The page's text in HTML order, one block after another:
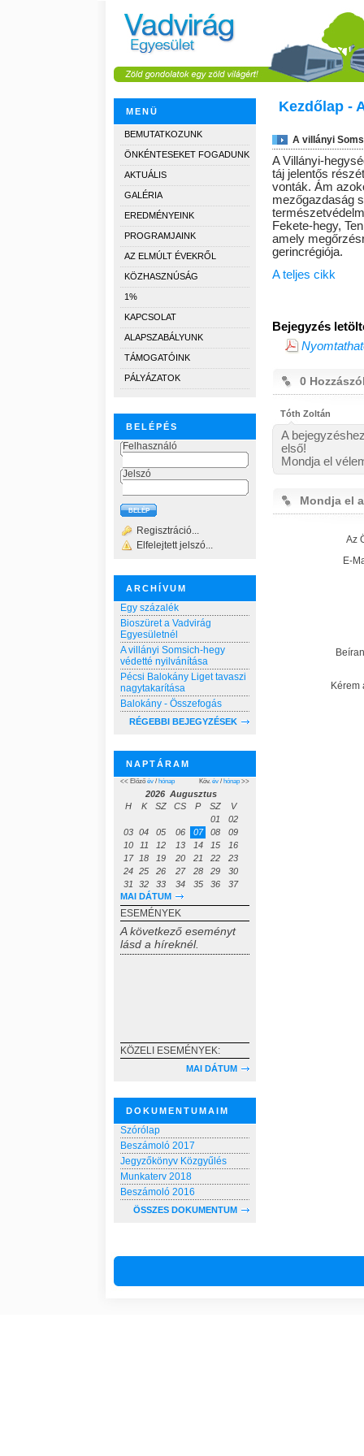
MENÜ
BEMUTATKOZUNK
ÖNKÉNTESEKET FOGADUNK
AKTUÁLIS
GALÉRIA
EREDMÉNYEINK
PROGRAMJAINK
AZ ELMÚLT ÉVEKRŐL
KÖZHASZNÚSÁG
1%
KAPCSOLAT
ALAPSZABÁLYUNK
TÁMOGATÓINK
PÁLYÁZATOK
BELÉPÉS
Felhasználó
Jelszó
Regisztráció...
Elfelejtett jelszó...
ARCHÍVUM
Egy százalék
Bioszüret a Vadvirág
Egyesületnél
A villányi Somsich-hegy
védetté nyilvánítása
Pécsi Balokány Liget tavaszi
nagytakarítása
Balokány - Összefogás
RÉGEBBI BEJEGYZÉSEK
NAPTÁRAM
<< Előző év / hónap Köv. év / hónap >>
2026 Augusztus
H
K SZ CS P SZ
V
01
02
03 04 05 06 07 08
09
10
11 12 13 14 15
16
17
18 19 20 21 22
23
24 25 26 27 28 29
30
31
32 33 34 35 36
37
MAI DÁTUM
ESEMÉNYEK
A következő eseményt
lásd a híreknél.
KÖZELI ESEMÉNYEK:
MAI DÁTUM
DOKUMENTUMAIM
Szórólap
Beszámoló 2017
Jegyzőkönyv Közgyűlés
Munkaterv 2018
Beszámoló 2016
ÖSSZES DOKUMENTUM
Kezdőlap -
A villányi
A Villányi-
táj jelentős
vonták. Ám
mezőgazdaság
Fekete-hegy,
amely
gerincrégiója.
A teljes cikk
Bejegyzés
0
Tóth Zoltán
A
első!
Mondja el
Mondja el
Az
E-
Kérem